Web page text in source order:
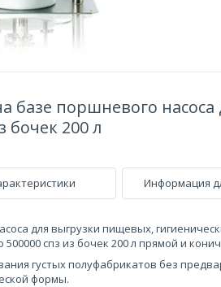
базе поршневого насоса
бочек 200 л
Информация
для выгрузки пищевых,
спз из бочек 200 л прямой и
густых полуфабрикатов без
формы.